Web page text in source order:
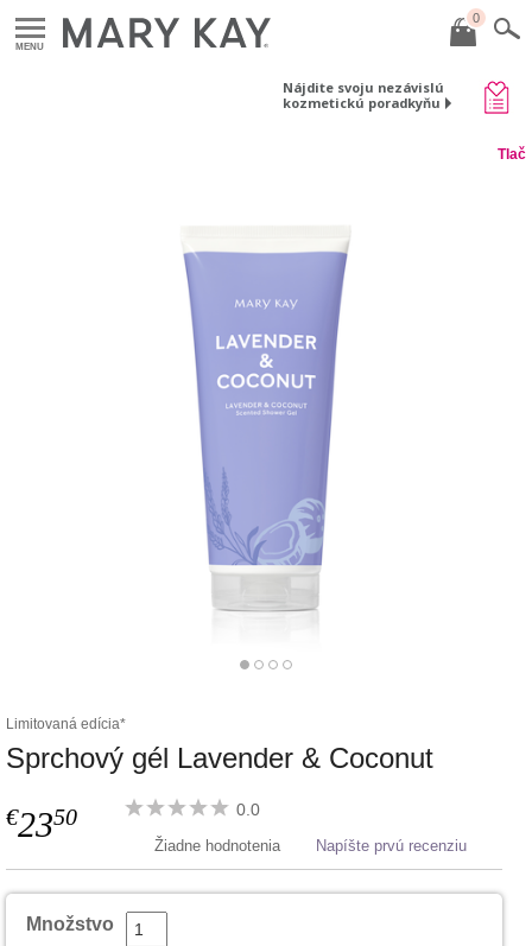
MENU
0
Nájdite svoju nezávislú
kozmetickú poradkyňu
Tlač
Limitovaná edícia*
Sprchový gél Lavender & Coconut
€2350 0.0
Žiadne hodnotenia Napíšte prvú recenziu
Množstvo